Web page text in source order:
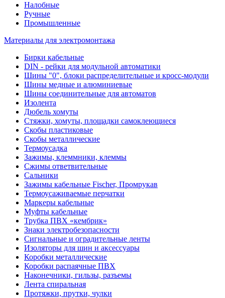
Налобные
Ручные
Промышленные
Материалы для электромонтажа
Бирки кабельные
DIN - рейки для модульной автоматики
Шины "0", блоки распределительные и кросс-модули
Шины медные и алюминиевые
Шины соединительные для автоматов
Изолента
Дюбель хомуты
Стяжки, хомуты, площадки самоклеющиеся
Скобы пластиковые
Скобы металлические
Термоусадка
Зажимы, клеммники, клеммы
Сжимы ответвительные
Сальники
Зажимы кабельные Fischer, Промрукав
Термоусаживаемые перчатки
Маркеры кабельные
Муфты кабельные
Трубка ПВХ «кембрик»
Знаки электробезопасности
Сигнальные и оградительные ленты
Изоляторы для шин и аксессуары
Коробки металлические
Коробки распаячные ПВХ
Наконечники, гильзы, разъемы
Лента спиральная
Протяжки, прутки, чулки